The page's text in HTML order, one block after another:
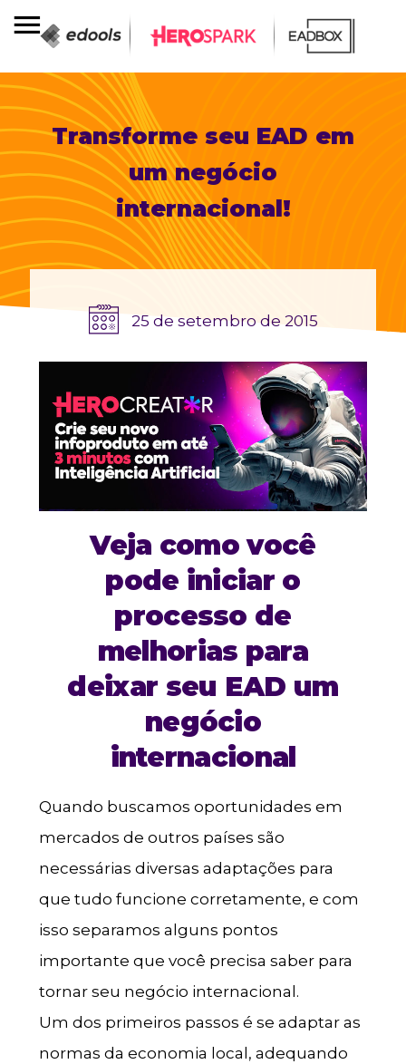
Transforme seu EAD em
um negócio
internacional!
25 de setembro de 2015
Veja como você
pode iniciar o
processo de
melhorias para
deixar seu EAD um
negócio
internacional
Quando buscamos oportunidades em
mercados de outros países são
necessárias diversas adaptações para
que tudo funcione corretamente, e com
isso separamos alguns pontos
importante que você precisa saber para
tornar seu negócio internacional.
Um dos primeiros passos é se adaptar as
normas da economia local, adequando